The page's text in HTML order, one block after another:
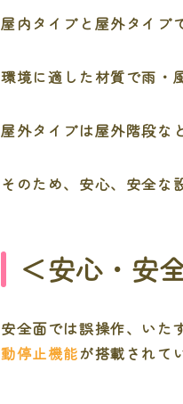
屋内タイプと屋外タイプ
環境に適した材質で雨・
屋外タイプは屋外階段な
そのため、安心、安全な
＜安心・安
安全面では誤操作、いた
動停止機能が搭載されて